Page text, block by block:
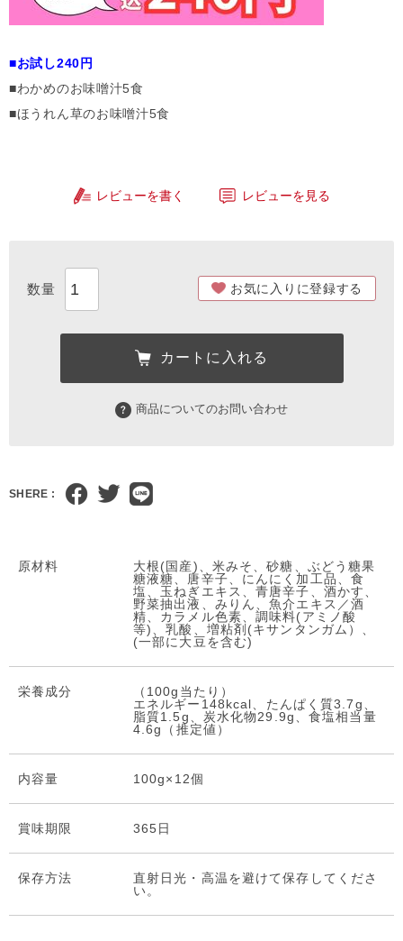
■お試し240円
■わかめのお味噌汁5食
■ほうれん草のお味噌汁5食
レビューを書く レビューを見る
お気に入りに登録する
カートに入れる
商品についてのお問い合わせ
SHERE :
原材料
大根(国産)、米みそ、砂糖、ぶどう糖果
糖液糖、唐辛子、にんにく加工品、食
塩、玉ねぎエキス、青唐辛子、酒かす、
野菜抽出液、みりん、魚介エキス／酒
精、カラメル色素、調味料(アミノ酸
等)、乳酸、増粘剤(キサンタンガム）、
(一部に大豆を含む)
栄養成分
（100g当たり）
エネルギー148kcal、たんぱく質3.7g、
脂質1.5g、炭水化物29.9g、食塩相当量
4.6g（推定値）
内容量 100g×12個
賞味期限 365日
保存⽅法
直射日光・高温を避けて保存してくださ
い。